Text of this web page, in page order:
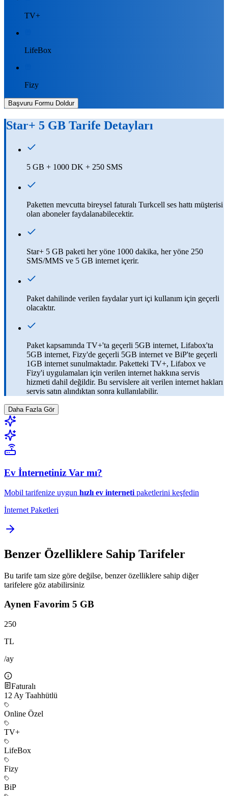
TV+
LifeBox
Fizy
Başvuru Formu Doldur
Star+ 5 GB Tarife Detayları
5 GB + 1000 DK + 250 SMS
Paketten mevcutta bireysel faturalı Turkcell ses hattı müşterisi
olan aboneler faydalanabilecektir.
Star+ 5 GB paketi her yöne 1000 dakika, her yöne 250
SMS/MMS ve 5 GB internet içerir.
Paket dahilinde verilen faydalar yurt içi kullanım için geçerli
olacaktır.
Paket kapsamında TV+'ta geçerli 5GB internet, Lifabox'ta
5GB internet, Fizy'de geçerli 5GB internet ve BiP'te geçerli
1GB internet sunulmaktadır. Paketteki TV+, Lifabox ve
Fizy'i uygulamaları için verilen internet hakkına servis
hizmeti dahil değildir. Bu servislere ait verilen internet hakları
servis satın alındıktan sonra kullanılabilir.
Daha Fazla Gör
Ev İnternetiniz Var mı?
Mobil tarifenize uygun hızlı ev interneti paketlerini keşfedin
İnternet Paketleri
Benzer Özelliklere Sahip Tarifeler
Bu tarife tam size göre değilse, benzer özelliklere sahip diğer
tarifelere göz atabilirsiniz
Aynen Favorim 5 GB
250
TL
/ay
Faturalı
12 Ay Taahhütlü
Online Özel
TV+
LifeBox
Fizy
BiP